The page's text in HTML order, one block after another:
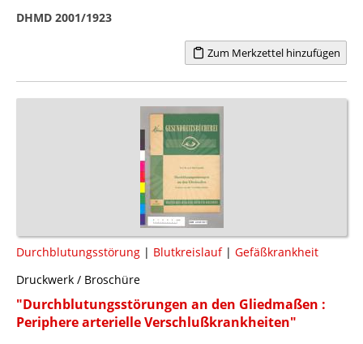
DHMD 2001/1923
Zum Merkzettel hinzufügen
Durchblutungsstörung | Blutkreislauf| Gefäßkrankheit
Druckwerk / Broschüre
"Durchblutungsstörungen an den Gliedmaßen :
Periphere arterielle Verschlußkrankheiten"